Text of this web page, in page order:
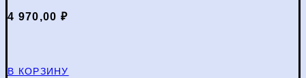
4 970,00 ₽
В КОРЗИНУ